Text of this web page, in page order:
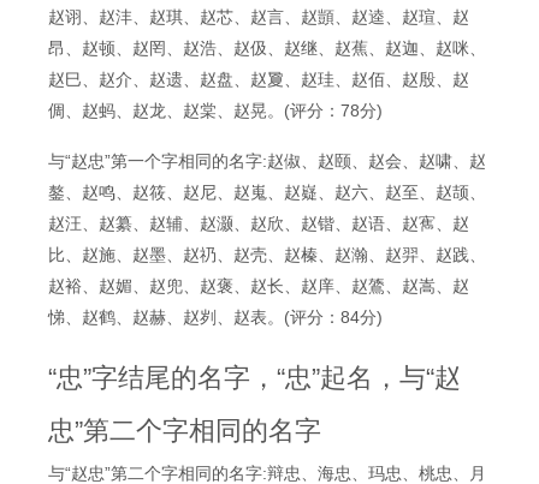
赵诩、赵沣、赵琪、赵芯、赵言、赵顗、赵逵、赵瑄、赵
昂、赵顿、赵罔、赵浩、赵伋、赵继、赵蕉、赵迦、赵咪、
赵巳、赵介、赵遗、赵盘、赵夐、赵珪、赵佰、赵殷、赵
倜、赵蚂、赵龙、赵棠、赵晃。(评分：78分)
与“赵忠”第一个字相同的名字:赵俶、赵颐、赵会、赵啸、赵
鏊、赵鸣、赵筱、赵尼、赵嵬、赵嶷、赵六、赵至、赵颉、
赵汪、赵纂、赵辅、赵灏、赵欣、赵锴、赵语、赵寯、赵
比、赵施、赵墨、赵礽、赵壳、赵榛、赵瀚、赵羿、赵践、
赵裕、赵媚、赵兜、赵褒、赵长、赵庠、赵鷟、赵嵩、赵
悌、赵鹤、赵赫、赵刿、赵表。(评分：84分)
“忠”字结尾的名字，“忠”起名，与“赵
忠”第二个字相同的名字
与“赵忠”第二个字相同的名字:辩忠、海忠、玛忠、桃忠、月